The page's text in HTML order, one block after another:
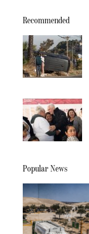
Recommended
Popular News